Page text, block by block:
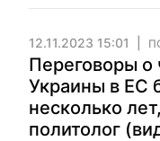
12.11.2023 15:01
Переговоры о
Украины в ЕС
несколько
политолог